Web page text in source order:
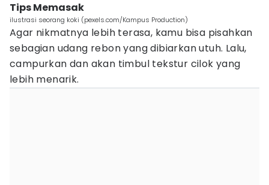
Tips Memasak
ilustrasi seorang koki (pexels.com/Kampus Production)
Agar nikmatnya lebih terasa, kamu bisa pisahkan
sebagian udang rebon yang dibiarkan utuh. Lalu,
campurkan dan akan timbul tekstur cilok yang
lebih menarik.